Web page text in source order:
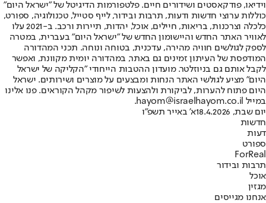
וידיאו, פודקאסטים ושידורים חיים. פלטפורמות הדיגיטל של "ישראל היום"
כוללות ערוצי חדשות ודעות, תרבות ובידור, לייף סטייל, טכנולוגיה, ספורט,
כלכלה וצרכנות, בריאות, חיילים, אוכל, יהדות, תיירות ורכב. ב-2021 עלו
לאוויר האתר החדש והיישומון החדש של "ישראל היום" בעברית, במטרה
לספק לגולשים חוויה מהירה, עדכנית, בטוחה ונוחה. תכני המהדורה
המודפסת של העיתון זמינים גם באתר, במהדורה יומית מקוונת, ואפשר
לקבל אותם גם בניוזלטר. מועדון ההטבות הייחודי "הקליקה של ישראל
היום" מציע לגולשי האתר הנחות ומבצעים על מוצרים ושירותים. ישראל
היום פתוח להערות, לביקורת ולהצעות לשיפור מקהל הקוראים. פנו אלינו
במייל hayom@israelhayom.co.il.
יום שבת, 18.4.2026
א' באייר תשפ"ו
חדשות
דעות
ספורט
ForReal
תרבות ובידור
אוכל
מגזין
אנחנו מגייסים